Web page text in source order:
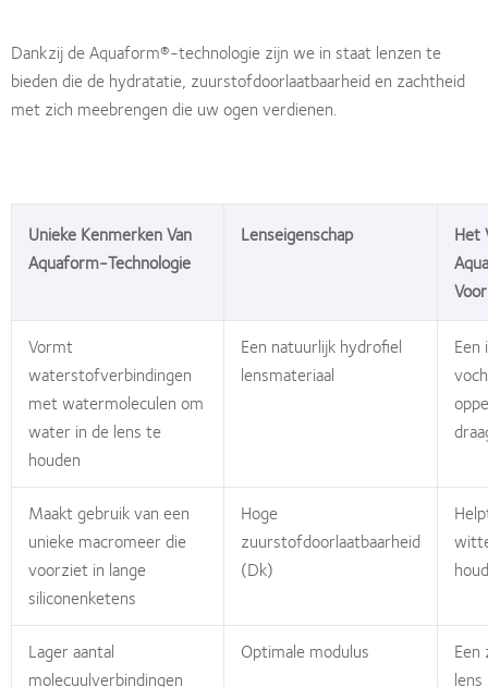
Dankzij de Aquaform®-technologie zijn we in staat lenzen te
bieden die de hydratatie, zuurstofdoorlaatbaarheid en zachtheid
met zich meebrengen die uw ogen verdienen.
Unieke Kenmerken Van
Aquaform-Technologie
Lenseigenschap
Het
Vormt
waterstofverbindingen
met watermoleculen om
water in de lens te
houden
Een natuurlijk hydrofiel
lensmateriaal
Maakt gebruik van een
unieke macromeer die
voorziet in lange
siliconenketens
Hoge
zuurstofdoorlaatbaarheid
(Dk)
Lager aantal
molecuulverbindingen
Optimale modulus
lens